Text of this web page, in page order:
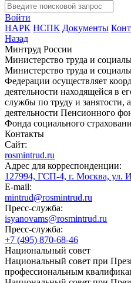
Войти
НАРК НСПК Документы
Назад
Минтруд России
Министерство труда и
Министерство труда и
Федерации осуществляет
деятельности находящейся в
службы по труду и занятости,
деятельности Пенсионного
Фонда социального
Контакты
Сайт:
rosmintrud.ru
Адрес для корреспонденции:
127994, ГСП-4, г. Москва, ул.
E-mail:
mintrud@rosmintrud.ru
Пресс-служба:
isyanovams@rosmintrud.ru
Пресс-служба:
+7 (495) 870-68-46
Национальный совет
Национальный совет при
профессиональным